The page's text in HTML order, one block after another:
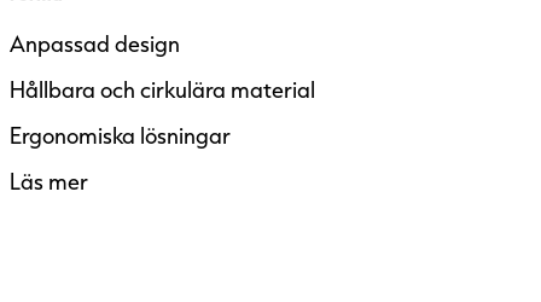
Anpassad design
Hållbara och cirkulära material
Ergonomiska lösningar
Läs mer